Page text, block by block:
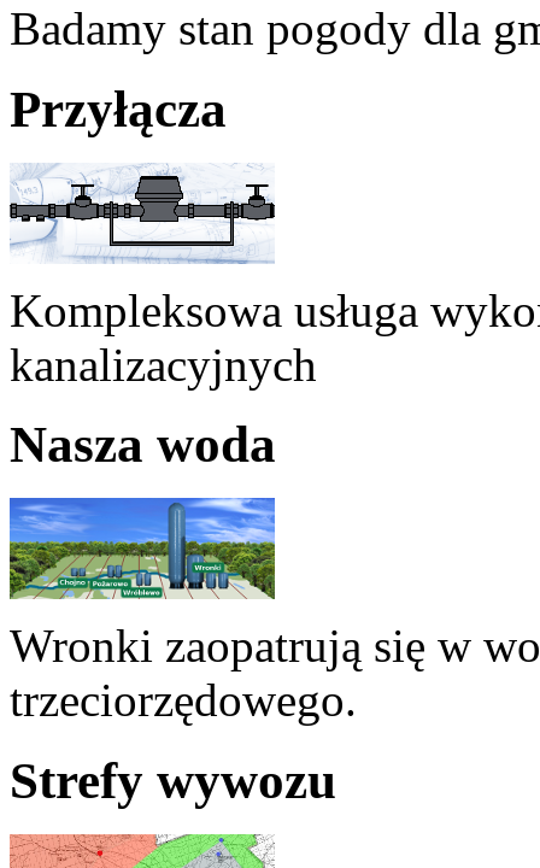
Badamy stan pogody dla
Przyłącza
Kompleksowa usługa
kanalizacyjnych
Nasza woda
Wronki zaopatrują się w
trzeciorzędowego.
Strefy wywozu